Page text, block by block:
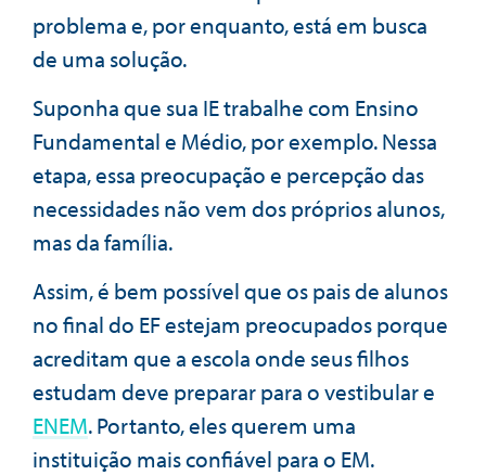
problema e, por enquanto, está em busca
de uma solução.
Suponha que sua IE trabalhe com Ensino
Fundamental e Médio, por exemplo. Nessa
etapa, essa preocupação e percepção das
necessidades não vem dos próprios alunos,
mas da família.
Assim, é bem possível que os pais de alunos
no final do EF estejam preocupados porque
acreditam que a escola onde seus filhos
estudam deve preparar para o vestibular e
ENEM. Portanto, eles querem uma
instituição mais confiável para o EM.